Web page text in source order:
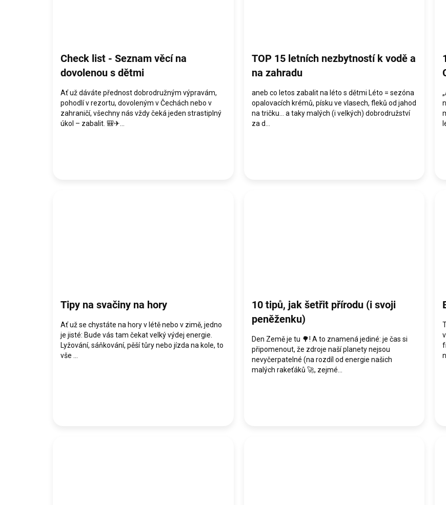
Check list - Seznam věcí na
dovolenou s dětmi
Ať už dáváte přednost dobrodružným výpravám,
pohodlí v rezortu, dovoleným v Čechách nebo v
zahraničí, všechny nás vždy čeká jeden strastiplný
úkol – zabalit. 🎒✈...
TOP 15 letních nezbytností k vodě a
na zahradu
aneb co letos zabalit na léto s dětmi Léto = sezóna
opalovacích krémů, písku ve vlasech, fleků od jahod
na tričku… a taky malých (i velkých) dobrodružství
za d...
Tipy na svačiny na hory
Ať už se chystáte na hory v létě nebo v zimě, jedno
je jisté: Bude vás tam čekat velký výdej energie.
Lyžování, sáňkování, pěší tůry nebo jízda na kole, to
vše ...
10 tipů, jak šetřit přírodu (i svoji
peněženku)
Den Země je tu 🌳! A to znamená jediné: je čas si
připomenout, že zdroje naší planety nejsou
nevyčerpatelné (na rozdíl od energie našich
malých rakeťáků 🚀, zejmé...